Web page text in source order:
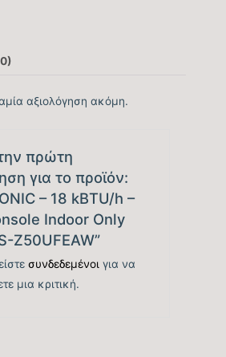
17060
αξιολόγηση ακόμη.
πρώτη
για το προϊόν:
– 18 kBTU/h –
Indoor Only
Z50UFEAW”
συνδεδεμένοι για να
μια κριτική.